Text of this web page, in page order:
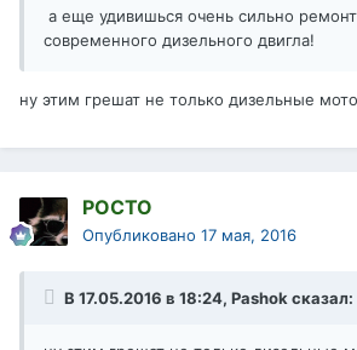
а еще удивишься очень сильно
современного дизельного двигла!
ну этим грешат не только дизельные
РОСТО
Опубликовано 17 мая, 2016
В 17.05.2016 в 18:24, Pashok сказал: